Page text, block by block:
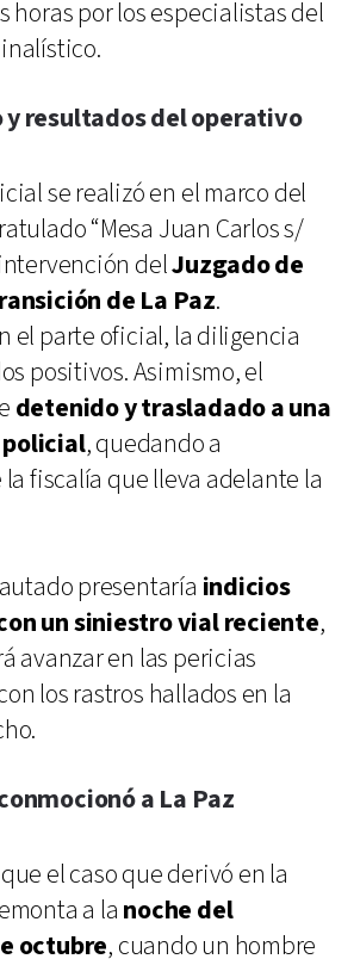
horas por los especialistas del
resultados del operativo
se realizó en el marco del
“Mesa Juan Carlos s/
delJuzgado de
de La Paz.
el parte oficial, la diligencia
positivos. Asimismo, el
detenido y trasladado a una
, quedando a
fiscalía que lleva adelante la
presentaría indicios
un siniestro vial reciente,
avanzar en las pericias
los rastros hallados en la
a La Paz
el caso que derivó en la
a la noche del
octubre, cuando un hombre